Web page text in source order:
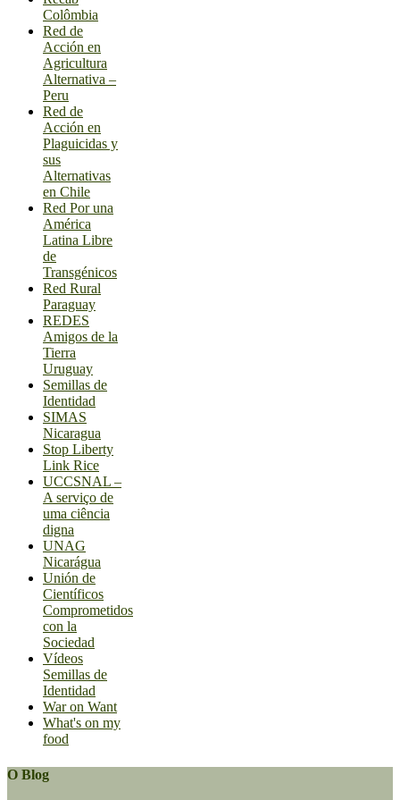
Colômbia
Red de
Acción en
Agricultura
Alternativa –
Peru
Red de
Acción en
Plaguicidas y
sus
Alternativas
en Chile
Red Por una
América
Latina Libre
de
Transgénicos
Red Rural
Paraguay
REDES
Amigos de la
Tierra
Uruguay
Semillas de
Identidad
SIMAS
Nicaragua
Stop Liberty
Link Rice
UCCSNAL –
A serviço de
uma ciência
digna
UNAG
Nicarágua
Unión de
Científicos
Comprometidos
con la
Sociedad
Vídeos
Semillas de
Identidad
War on Want
What's on my
food
O Blog